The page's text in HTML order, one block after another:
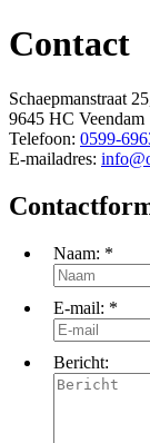
Contact
Schaepmanstraat
9645 HC Veendam
Telefoon: 0599-
E-mailadres:
Naam: *
E-mail: *
Bericht: